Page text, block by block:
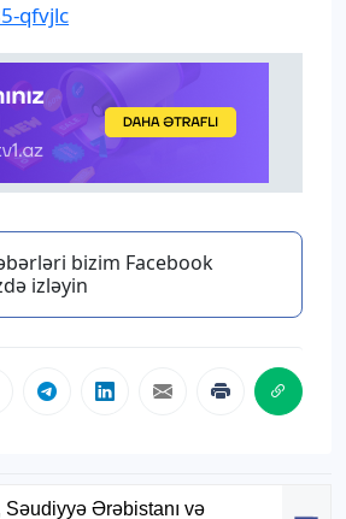
qfvjlc
bizim Facebook
izləyin